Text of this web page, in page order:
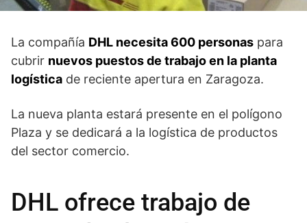
La compañía DHL necesita 600 personas para
cubrir nuevos puestos de trabajo en la planta
logística de reciente apertura en Zaragoza.
La nueva planta estará presente en el polígono
Plaza y se dedicará a la logística de productos
del sector comercio.
DHL ofrece trabajo de